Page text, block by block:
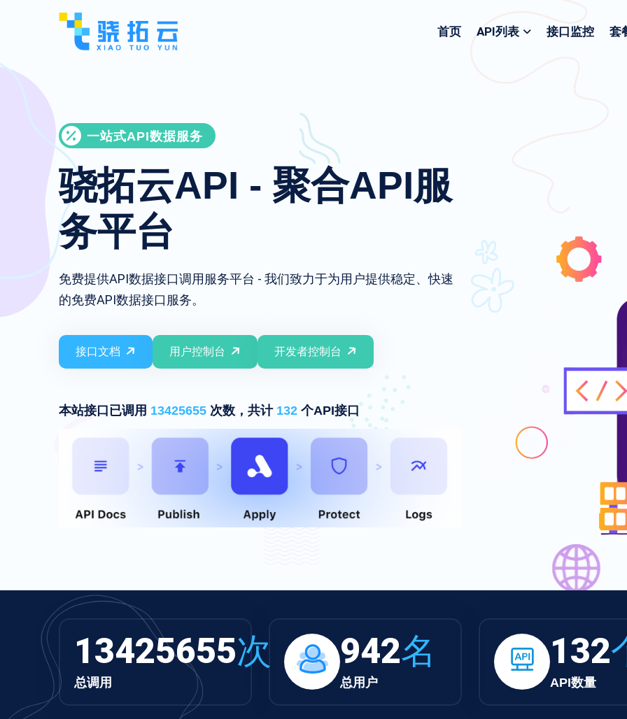
首页 API列表 接口监控 套
一站式API数据服务
骁拓云API - 聚合API服
务平台
免费提供API数据接口调用服务平台 - 我们致力于为用户提供稳定、快速
的免费API数据接口服务。
接口文档 用户控制台 开发者控制台
本站接口已调用 13425655 次数，共计 132 个API接口
13425655次
总调用
942名
总用户
132
API数量